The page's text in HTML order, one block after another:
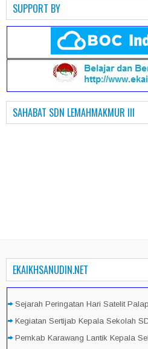
SUPPORT BY
SAHABAT SDN LEMAHMAKMUR III
EKAIKHSANUDIN.NET
Sejarah Peringatan Hari Satelit
Kegiatan Sertijab Kepala Sekolah
Pemkab Karawang Lantik Kepala